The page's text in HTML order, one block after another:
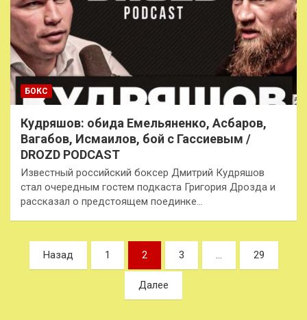
БОКС
Кудряшов: обида Емельяненко, Асбаров,
Вагабов, Исмаилов, бой с Гассиевым /
DROZD PODCAST
Известный российский боксер Дмитрий Кудряшов
стал очередным гостем подкаста Григория Дрозда и
рассказал о предстоящем поединке…
Пагинация
записей
Назад 1 2 3 … 29
Далее